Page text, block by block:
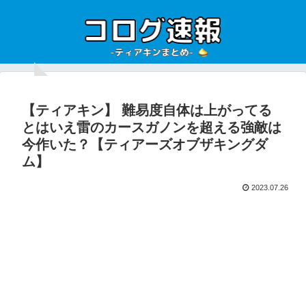
【ティアキン】 難易度自体は上がってる
とはいえ雷のカースガノンを超える強敵は
今作いた？【ティアーズオブザキングダ
ム】
2023.07.26